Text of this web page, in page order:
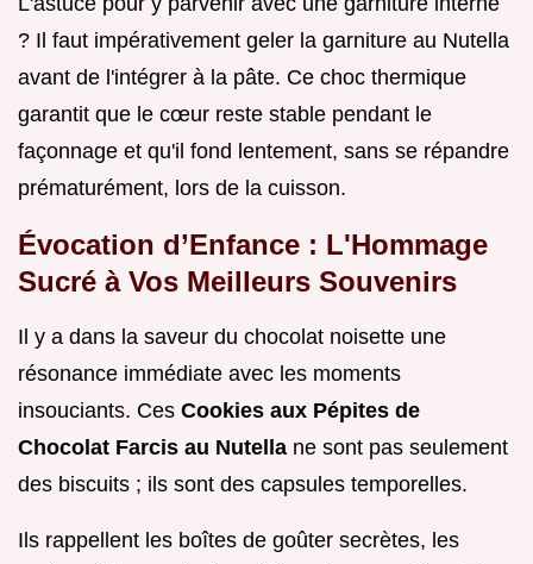
? Il faut impérativement geler la garniture au Nutella
avant de l'intégrer à la pâte. Ce choc thermique
garantit que le cœur reste stable pendant le
façonnage et qu'il fond lentement, sans se répandre
prématurément, lors de la cuisson.
Évocation d’Enfance : L'Hommage
Sucré à Vos Meilleurs Souvenirs
Il y a dans la saveur du chocolat noisette une
résonance immédiate avec les moments
insouciants. Ces Cookies aux Pépites de
Chocolat Farcis au Nutella ne sont pas seulement
des biscuits ; ils sont des capsules temporelles.
Ils rappellent les boîtes de goûter secrètes, les